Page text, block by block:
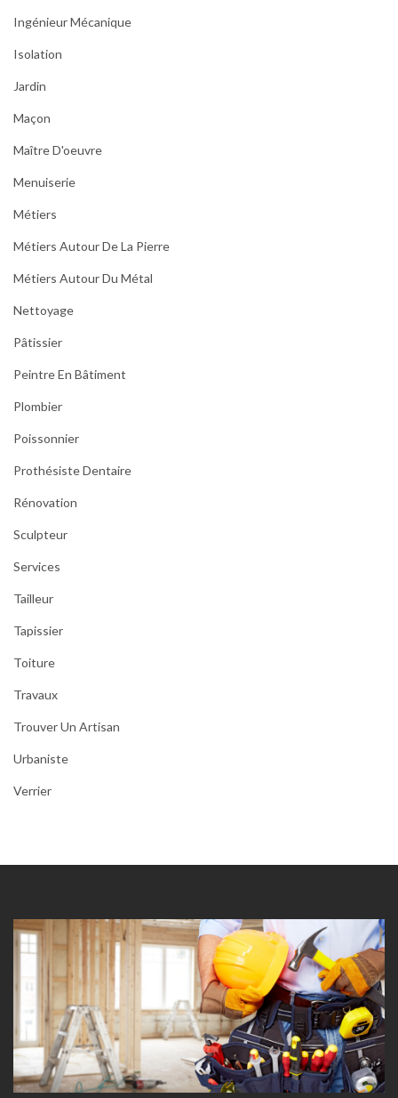
Ingénieur Mécanique
Isolation
Jardin
Maçon
Maître D'oeuvre
Menuiserie
Métiers
Métiers Autour De La Pierre
Métiers Autour Du Métal
Nettoyage
Pâtissier
Peintre En Bâtiment
Plombier
Poissonnier
Prothésiste Dentaire
Rénovation
Sculpteur
Services
Tailleur
Tapissier
Toiture
Travaux
Trouver Un Artisan
Urbaniste
Verrier